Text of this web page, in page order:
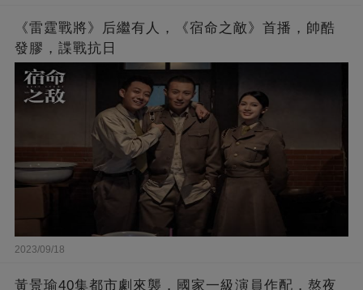
《雷霆戰將》后繼有人，《宿命之敵》首播，帥酷
發膠，諜戰抗日
2023/09/18
黃景瑜40集都市劇來襲，國家一級演員作配，熬夜